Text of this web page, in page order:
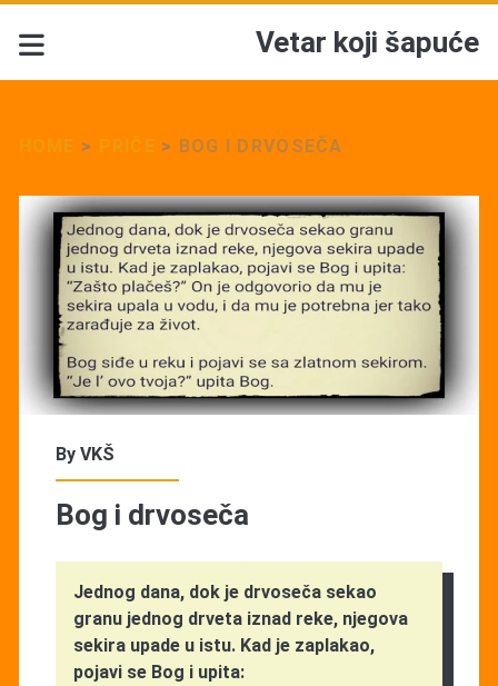
Vetar koji šapuće
> > BOG I DRVOSEČA
By VKŠ
Bog i drvoseča
Jednog dana, dok je drvoseča sekao
granu jednog drveta iznad reke, njegova
sekira upade u istu. Kad je zaplakao,
pojavi se Bog i upita: